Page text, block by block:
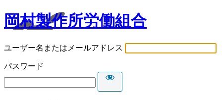
岡村製作所労働組合
ユーザー名またはメールアドレス
パスワード